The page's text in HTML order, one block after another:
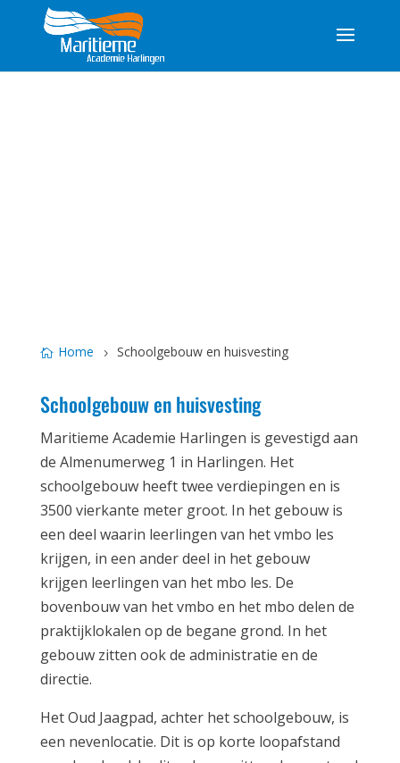
Home Schoolgebouw en huisvesting
Schoolgebouw en huisvesting
Maritieme Academie Harlingen is gevestigd aan
de Almenumerweg 1 in Harlingen. Het
schoolgebouw heeft twee verdiepingen en is
3500 vierkante meter groot. In het gebouw is
een deel waarin leerlingen van het vmbo les
krijgen, in een ander deel in het gebouw
krijgen leerlingen van het mbo les. De
bovenbouw van het vmbo en het mbo delen de
praktijklokalen op de begane grond. In het
gebouw zitten ook de administratie en de
directie.
Het Oud Jaagpad, achter het schoolgebouw, is
een nevenlocatie. Dit is op korte loopafstand